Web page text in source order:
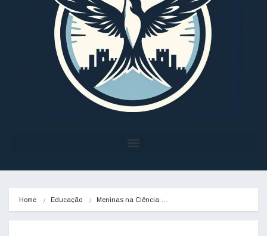
Home Educação Meninas na Ciência:…